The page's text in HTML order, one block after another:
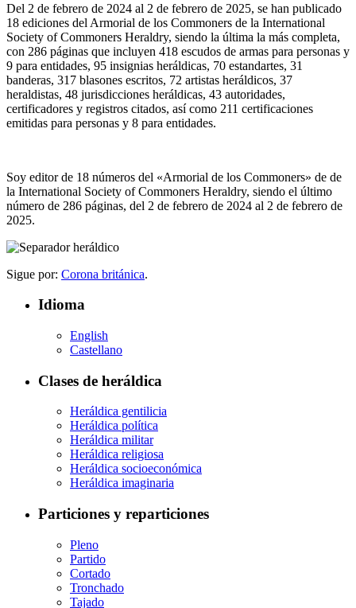
Del 2 de febrero de 2024 al 2 de febrero de 2025, se han publicado
18 ediciones del Armorial de los Commoners de la International
Society of Commoners Heraldry, siendo la última la más completa,
con 286 páginas que incluyen 418 escudos de armas para personas y
9 para entidades, 95 insignias heráldicas, 70 estandartes, 31
banderas, 317 blasones escritos, 72 artistas heráldicos, 37
heraldistas, 48 jurisdicciones heráldicas, 43 autoridades,
certificadores y registros citados, así como 211 certificaciones
emitidas para personas y 8 para entidades.
Soy editor de 18 números del «Armorial de los Commoners» de de
la International Society of Commoners Heraldry, siendo el último
número de 286 páginas, del 2 de febrero de 2024 al 2 de febrero de
2025.
Sigue por: Corona británica.
Idioma
English
Castellano
Clases de heráldica
Heráldica gentilicia
Heráldica política
Heráldica militar
Heráldica religiosa
Heráldica socioeconómica
Heráldica imaginaria
Particiones y reparticiones
Pleno
Partido
Cortado
Tronchado
Tajado